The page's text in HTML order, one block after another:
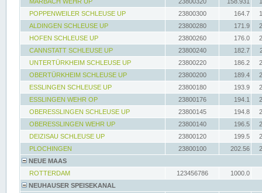
POPPENWEILER SCHLEUSE UP
23800300 164.7
ALDINGEN SCHLEUSE UP
23800280 171.9
HOFEN SCHLEUSE UP
23800260 176.0
CANNSTATT SCHLEUSE UP
23800240 182.7
UNTERTÜRKHEIM SCHLEUSE UP
23800220 186.2
OBERTÜRKHEIM SCHLEUSE UP
23800200 189.4
ESSLINGEN SCHLEUSE UP
23800180 193.9
ESSLINGEN WEHR OP
23800176 194.1
OBERESSLINGEN SCHLEUSE UP
23800145 194.8
OBERESSLINGEN WEHR UP
23800140 196.5
DEIZISAU SCHLEUSE UP
23800120 199.5
PLOCHINGEN
23800100 202.56
NEUE MAAS
ROTTERDAM
123456786
1000.0
NEUHAUSER SPEISEKANAL